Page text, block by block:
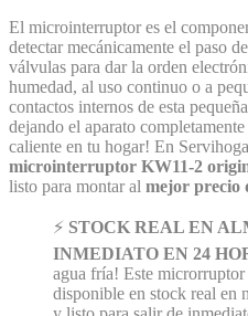
El microinterruptor es el
detectar mecánicamente el paso
válvulas para dar la orden
humedad, al uso continuo o a
contactos internos de esta
dejando el aparato
caliente en tu hogar! En
microinterruptor KW11-2
listo para montar al mejor precio
⚡ STOCK REAL EN
INMEDIATO EN 24
agua fría! Este
disponible en stock real en